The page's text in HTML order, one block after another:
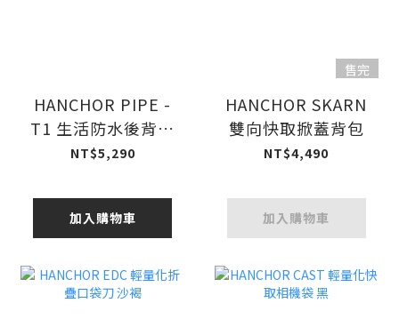
HANCHOR PIPE -
T1 生活防水後背包
黑
NT$5,290
加入購物車
售完
HANCHOR SKARN
雙向快取掀蓋背包
NT$4,490
加入購物車